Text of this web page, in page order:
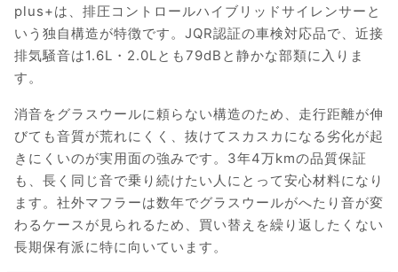
plus+は、排圧コントロールハイブリッドサイレンサーと
いう独自構造が特徴です。JQR認証の車検対応品で、近接
排気騒音は1.6L・2.0Lとも79dBと静かな部類に入りま
す。
消音をグラスウールに頼らない構造のため、走行距離が伸
びても音質が荒れにくく、抜けてスカスカになる劣化が起
きにくいのが実用面の強みです。3年4万kmの品質保証
も、長く同じ音で乗り続けたい人にとって安心材料になり
ます。社外マフラーは数年でグラスウールがへたり音が変
わるケースが見られるため、買い替えを繰り返したくない
長期保有派に特に向いています。